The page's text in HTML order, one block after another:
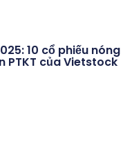
10 cổ phiếu nóng
PTKT của Vietstock